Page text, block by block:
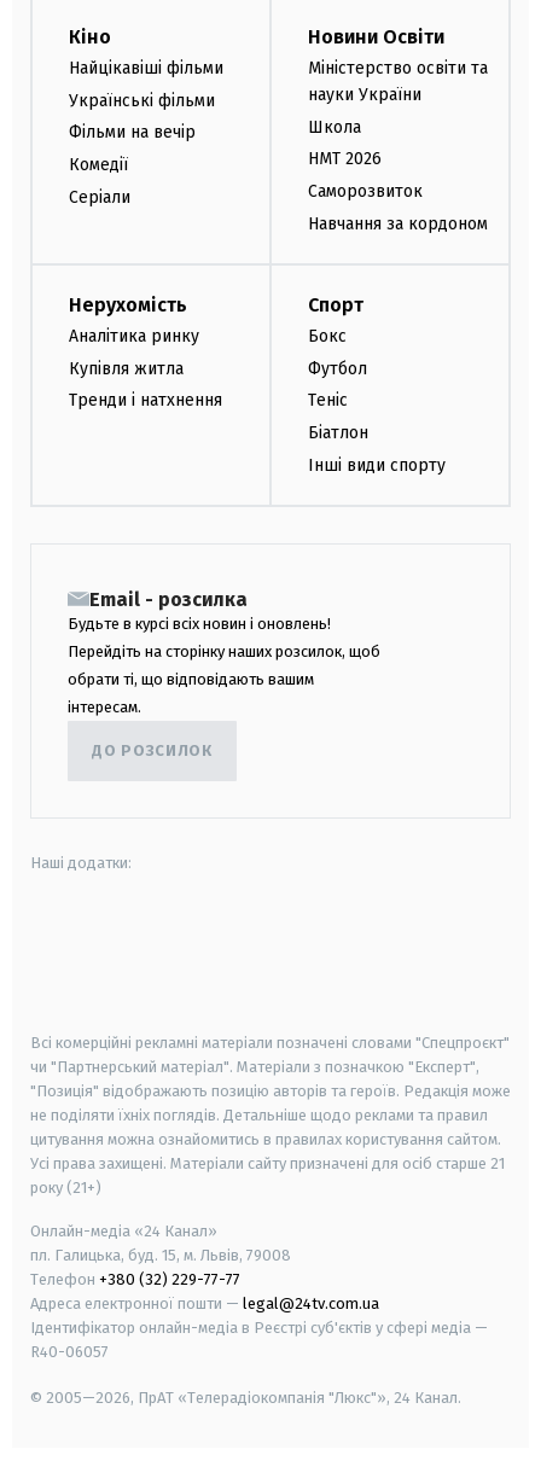
Кіно
Найцікавіші фільми
Українські фільми
Фільми на вечір
Комедії
Серіали
Новини Освіти
Міністерство освіти та
науки України
Школа
НМТ 2026
Саморозвиток
Навчання за кордоном
Нерухомість
Аналітика ринку
Купівля житла
Тренди і натхнення
Спорт
Бокс
Футбол
Теніс
Біатлон
Інші види спорту
Email - розсилка
Будьте в курсі всіх новин і оновлень!
Перейдіть на сторінку наших розсилок, щоб
обрати ті, що відповідають вашим
інтересам.
ДО РОЗСИЛОК
Наші додатки:
Всі комерційні рекламні матеріали позначені словами "Спецпроєкт"
чи "Партнерський матеріал". Матеріали з позначкою "Експерт",
"Позиція" відображають позицію авторів та героїв. Редакція може
не поділяти їхніх поглядів. Детальніше щодо реклами та правил
цитування можна ознайомитись в правилах користування сайтом.
Усі права захищені. Матеріали сайту призначені для осіб старше 21
року (21+)
Онлайн-медіа «24 Канал»
пл. Галицька, буд. 15, м. Львів, 79008
Телефон +380 (32) 229-77-77
Адреса електронної пошти — legal@24tv.com.ua
Ідентифікатор онлайн-медіа в Реєстрі суб'єктів у сфері медіа —
R40-06057
© 2005—2026, ПрАТ «Телерадіокомпанія "Люкс"», 24 Канал.